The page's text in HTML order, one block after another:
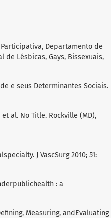
Departamento de
de Lésbicas, Gays, Bissexuais,
e seus Determinantes Sociais.
et al. No Title. Rockville (MD),
J VascSurg 2010; 51:
: a
Measuring, andEvaluating